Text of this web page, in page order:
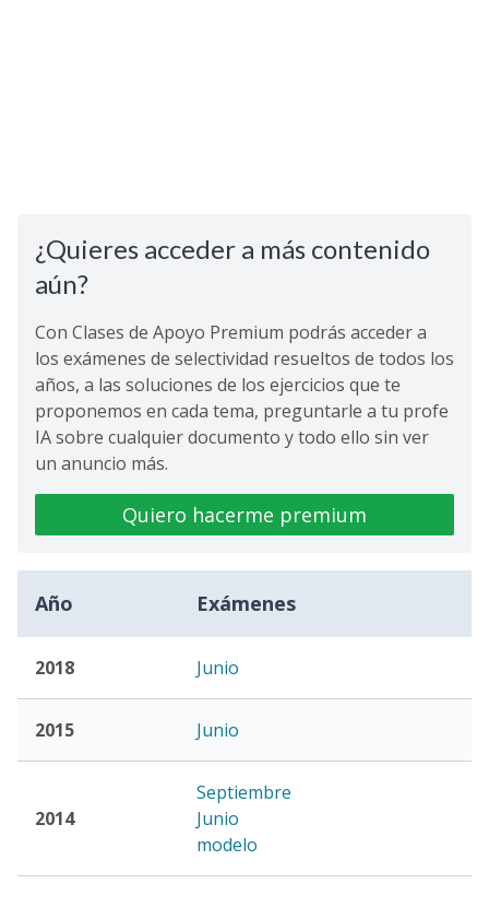
¿Quieres acceder a más contenido
aún?
Con Clases de Apoyo Premium podrás acceder a
los exámenes de selectividad resueltos de todos los
años, a las soluciones de los ejercicios que te
proponemos en cada tema, preguntarle a tu profe
IA sobre cualquier documento y todo ello sin ver
un anuncio más.
Quiero hacerme premium
Año Exámenes
2018 Junio
2015 Junio
2014
Septiembre
Junio
modelo